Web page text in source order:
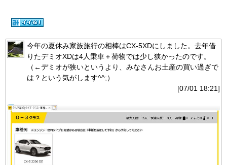
今年の夏休み家族旅行の相棒はCX-5XDにしました。去年借
りたデミオXDは4人乗車＋荷物では少し狭かったのです。
（←デミオが狭いというより、みなさんお土産の買い過ぎで
は？という気がします^^;）
[07/01 18:21]